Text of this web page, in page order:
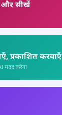
और सीखें
प्रकाशित करवाएँ
मदद करेगा